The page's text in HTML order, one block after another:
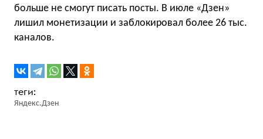
больше не смогут писать посты. В июле «Дзен»
лишил монетизации и заблокировал более 26 тыс.
каналов.
Яндекс.Дзен